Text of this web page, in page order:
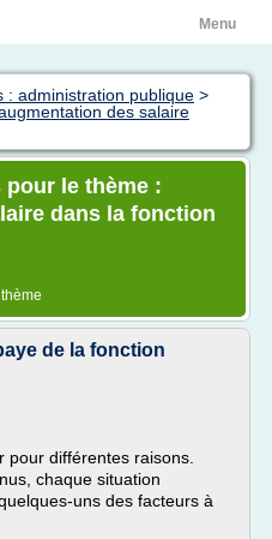
Menu
: administration publique >
des salaire
le thème :
dans la fonction
de la fonction
pour différentes raisons.
chaque situation
uns des facteurs à